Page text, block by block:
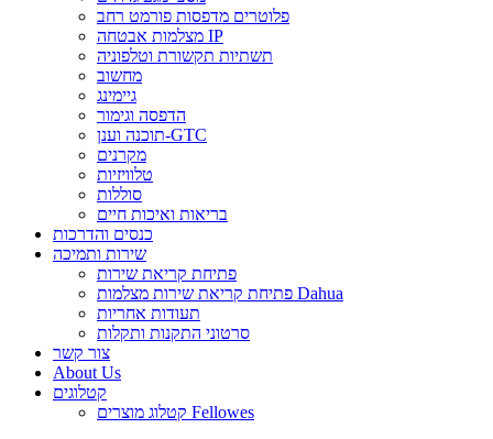
פלוטרים מדפסות פורמט רחב
מצלמות אבטחה IP
תשתיות תקשורת וטלפוניה
מחשוב
גיימינג
הדפסה וגימור
תוכנה וענן-GTC
מקרנים
טלוויזיות
סוללות
בריאות ואיכות חיים
כנסים והדרכות
שירות ותמיכה
פתיחת קריאת שירות
פתיחת קריאת שירות מצלמות Dahua
תעודות אחריות
סרטוני התקנות ותקלות
צור קשר
About Us
קטלוגים
קטלוג מוצרים Fellowes